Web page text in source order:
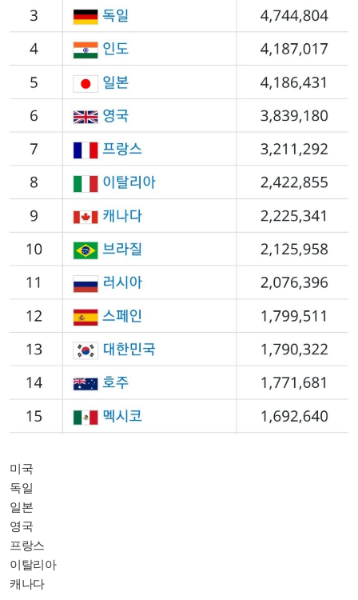
미국
독일
일본
영국
프랑스
이탈리아
캐나다